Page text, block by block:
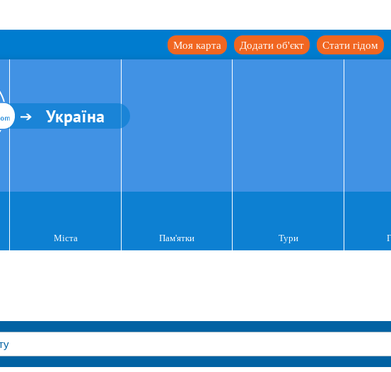
Стати гідом
Додати об'єкт
Моя карта
Україна
Міста Пам'ятки Тури